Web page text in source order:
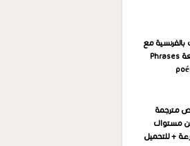
مع
من تحب مترجمة ورائعة Phrases
مترجمة
مستواك
+ للتحميل